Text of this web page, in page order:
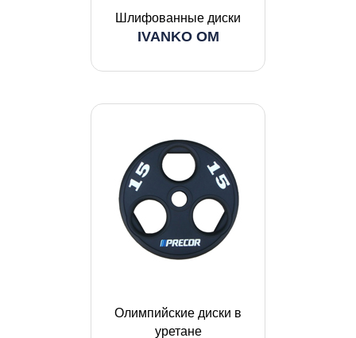
Шлифованные диски
IVANKO OM
Олимпийские диски в
уретане